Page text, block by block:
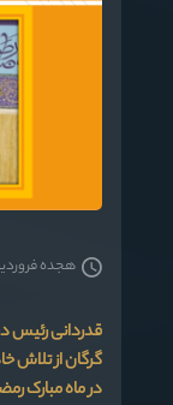
قدردانی رئیس
گرگان از تلاش
در ماه مبارک
هجده فروردین